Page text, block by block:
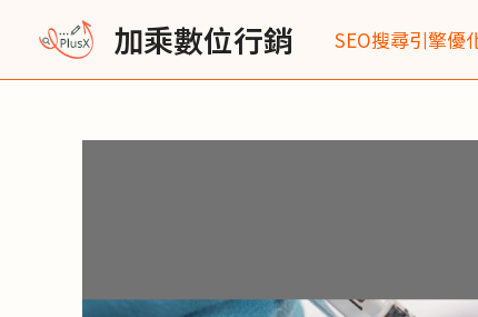
主
加乘數位行銷 SEO搜尋引擎優
Post
navigation